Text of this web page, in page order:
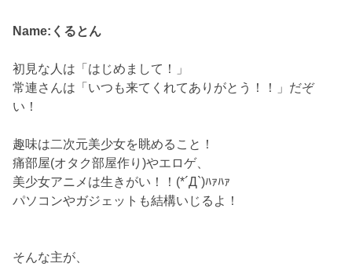
Name:くるとん
初見な人は「はじめまして！」
常連さんは「いつも来てくれてありがとう！！」だぞ
い！
趣味は二次元美少女を眺めること！
痛部屋(オタク部屋作り)やエロゲ、
美少女アニメは生きがい！！(*´Д`)ﾊｧﾊｧ
パソコンやガジェットも結構いじるよ！
そんな主が、